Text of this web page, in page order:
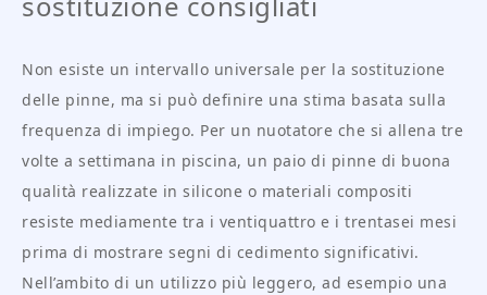
Non esiste un intervallo universale per la sostituzione
delle pinne, ma si può definire una stima basata sulla
frequenza di impiego. Per un nuotatore che si allena tre
volte a settimana in piscina, un paio di pinne di buona
qualità realizzate in silicone o materiali compositi
resiste mediamente tra i ventiquattro e i trentasei mesi
prima di mostrare segni di cedimento significativi.
Nell’ambito di un utilizzo più leggero, ad esempio una